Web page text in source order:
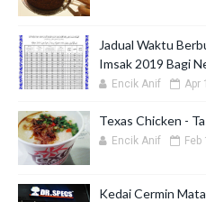
Jadual Waktu
Imsak 2019 Bagi
Encik Anif Apr
Texas Chicken -
Encik Anif Feb
Kedai Cermin